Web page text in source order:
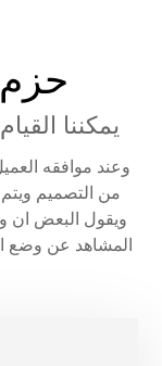
حزم
يمكننا
وعند موافقه
من التصميم
ويقول البعض ان
المشاهد عن وضع